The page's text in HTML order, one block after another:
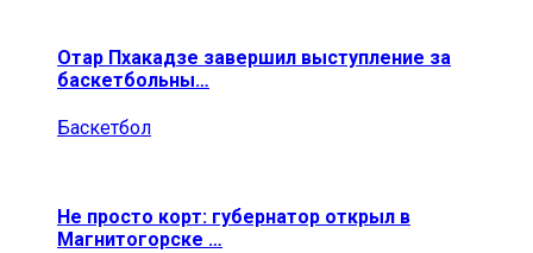
Отар Пхакадзе завершил выступление за
баскетбольны…
Баскетбол
Не просто корт: губернатор открыл в
Магнитогорске …